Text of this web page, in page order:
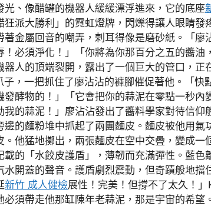
、像醋罐的機器人緩緩漂浮進來，它的底座
派大勝利」的霓虹燈牌，閃爍得讓人眼睛發
金屬回音的嘲弄，刺耳得像是磨砂紙。「廖
必須淨化！」「你將為你那百分之五的醬油
人的頂端裂開，露出了一個巨大的管口，正
，一把抓住了廖沾沾的褲腳催促著他。「快
酵物的！」「它會把你的蒜泥在零點一秒內
的蒜泥！」廖沾沾發出了醬料學家對待信仰
的麵粉堆中抓起了兩團麵皮。麵皮被他用氣
他猛地擲出，兩張麵皮在空中交疊，變成一
的「水餃皮護盾」，薄韌而充滿彈性。藍色
開蓋的聲音。護盾劇烈震動，但奇蹟般地擋
新竹 成人健檢展性！完美！但撐不了太久！
須帶走他那缸陳年老蒜泥，那是宇宙的希望